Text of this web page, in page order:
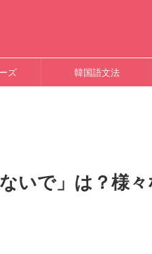
ズ 韓国語文法
いで」は？様